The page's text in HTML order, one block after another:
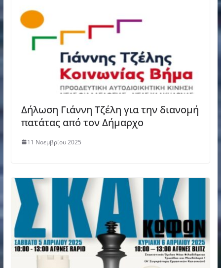
Δήλωση Γιάννη Τζέλη για την διανομή
πατάτας από τον Δήμαρχο
11 Νοεμβρίου 2025